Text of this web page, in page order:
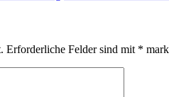
Erforderliche Felder sind mit *